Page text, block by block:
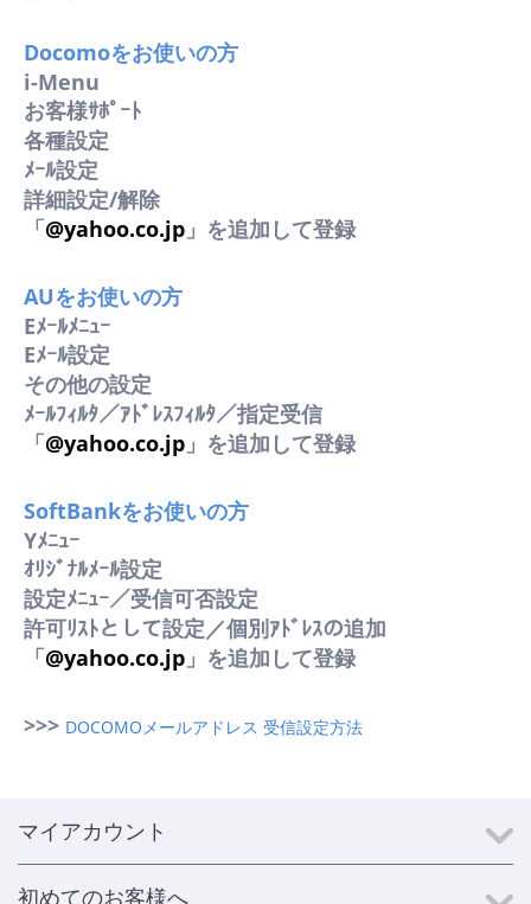
Docomoをお使いの方
i-Menu
お客様ｻﾎﾟｰﾄ
各種設定
ﾒｰﾙ設定
詳細設定/解除
「@yahoo.co.jp 」を追加して登録
AUをお使いの方
Eﾒｰﾙﾒﾆｭｰ
Eﾒｰﾙ設定
その他の設定
ﾒｰﾙﾌｨﾙﾀ／ｱﾄﾞﾚｽﾌｨﾙﾀ／指定受信
「@yahoo.co.jp 」を追加して登録
SoftBankをお使いの方
Yﾒﾆｭｰ
ｵﾘｼﾞﾅﾙﾒｰﾙ設定
設定ﾒﾆｭｰ／受信可否設定
許可ﾘｽﾄとして設定／個別ｱﾄﾞﾚｽの追加
「@yahoo.co.jp 」を追加して登録
>>> DOCOMOメールアドレス 受信設定方法
マイアカウント
初めてのお客様へ